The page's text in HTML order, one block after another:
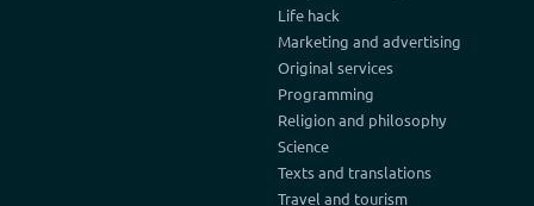
Life hack
Marketing and advertising
Original services
Programming
Religion and philosophy
Science
Texts and translations
Travel and tourism